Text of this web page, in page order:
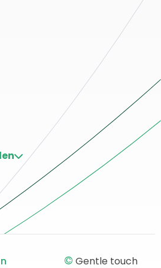
© Gentle touch